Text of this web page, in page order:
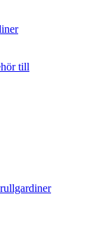
till